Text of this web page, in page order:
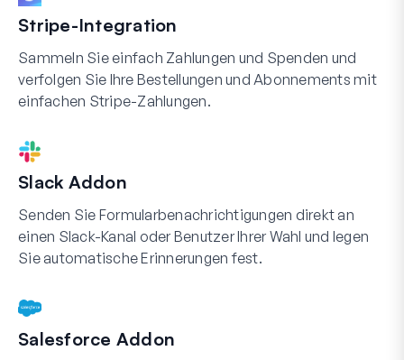
Stripe-Integration
Sammeln Sie einfach Zahlungen und Spenden und
verfolgen Sie Ihre Bestellungen und Abonnements mit
einfachen Stripe-Zahlungen.
Slack Addon
Senden Sie Formularbenachrichtigungen direkt an
einen Slack-Kanal oder Benutzer Ihrer Wahl und legen
Sie automatische Erinnerungen fest.
Salesforce Addon